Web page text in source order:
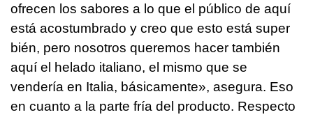
ofrecen los sabores a lo que el público de aquí
está acostumbrado y creo que esto está super
bién, pero nosotros queremos hacer también
aquí el helado italiano, el mismo que se
vendería en Italia, básicamente», asegura. Eso
en cuanto a la parte fría del producto. Respecto